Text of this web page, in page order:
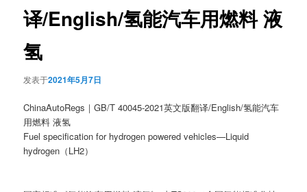
译/English/氢能汽车用燃料 液
氢
发表于2021年5月7日
ChinaAutoRegs｜GB/T 40045-2021英文版翻译/English/氢能汽车
用燃料 液氢
Fuel specification for hydrogen powered vehicles—Liquid
hydrogen（LH2）